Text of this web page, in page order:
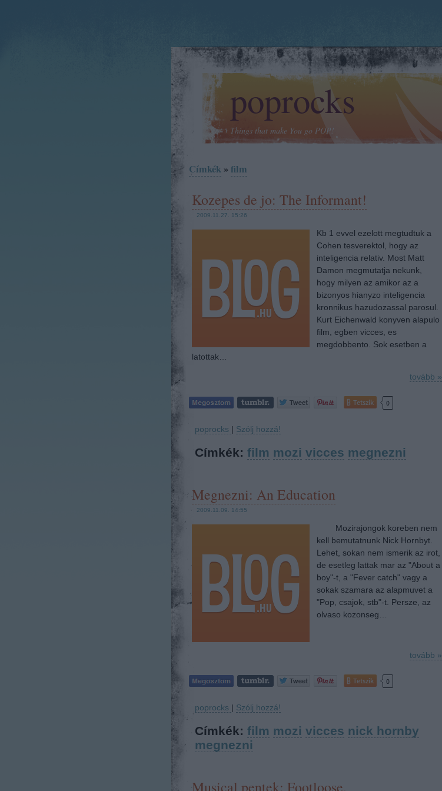
poprocks
Things that make You go POP!
Címkék» film
Kozepes de jo: The Informant!
2009.11.27. 15:26
Kb 1 evvel ezelott megtudtuk a
Cohen tesverektol, hogy az
inteligencia relativ. Most Matt
Damon megmutatja nekunk,
hogy milyen az amikor az a
bizonyos hianyzo inteligencia
kronnikus hazudozassal parosul.
Kurt Eichenwald konyven alapulo
film, egben vicces, es
megdobbento. Sok esetben a
latottak…
tovább »
Tetszik 0
poprocks | Szólj hozzá!
Címkék: film mozi vicces megnezni
Megnezni: An Education
2009.11.09. 14:55
Mozirajongok koreben nem
kell bemutatnunk Nick Hornbyt.
Lehet, sokan nem ismerik az irot,
de esetleg lattak mar az "About a
boy"-t, a "Fever catch" vagy a
sokak szamara az alapmuvet a
"Pop, csajok, stb"-t. Persze, az
olvaso kozonseg…
tovább »
Tetszik 0
poprocks | Szólj hozzá!
Címkék: film mozi vicces nick hornby
megnezni
Musical pentek: Footloose.